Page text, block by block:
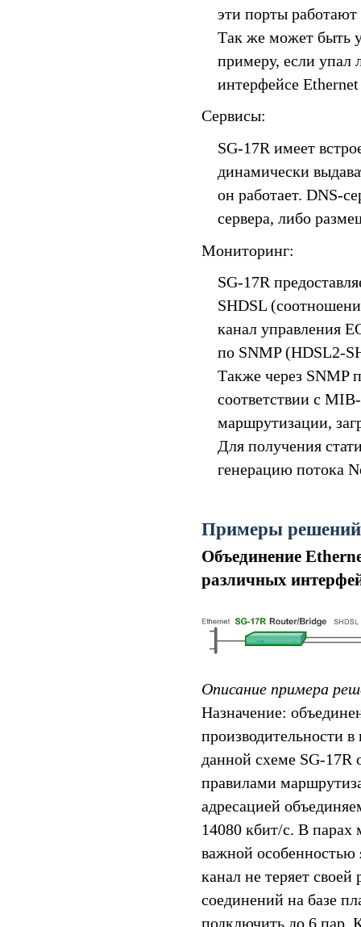
эти порты
Так же может быть
примеру, если упал
интерфейсе
Сервисы:
SG-17R имеет
динамически
он работает. DNS-
сервера, либо
Мониторинг:
SG-17R
SHDSL
канал управления
по SNMP (HDSL2-
Также через SNMP
соответствии с
маршрутизации,
Для получения
генерацию потока
Примеры решений
Объединение
различных
Описание примера
Назначение:
производительности
данной схеме SG-17R
правилами
адресацией
14080 кбит/c. В парах
важной особенностью
канал не теряет
соединений на базе
подключить до 6 пар.